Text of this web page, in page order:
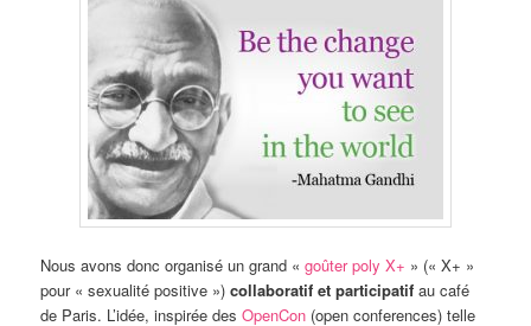
Nous avons donc organisé un grand «goûter poly X+ » (« X+ »
pour « sexualité positive »)collaboratif et participatif au café
de Paris. L’idée, inspirée desOpenCon (open conferences) telle